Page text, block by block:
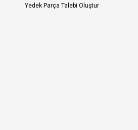
Yedek Parça Talebi Oluştur